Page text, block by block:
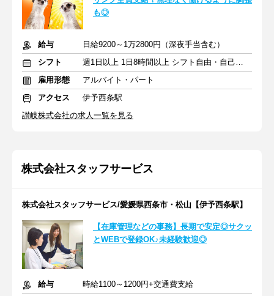
も◎
給与
日給9200～1万2800円（深夜手当含む）
シフト
週1日以上 1日8時間以上 シフト自由・自己申告
雇用形態
アルバイト・パート
アクセス
伊予西条駅
讃岐株式会社の求人一覧を見る
株式会社スタッフサービス
株式会社スタッフサービス/愛媛県西条市・松山【伊予西条駅】
【在庫管理などの事務】長期で安定◎サクッ
とWEBで登録OK♪未経験歓迎◎
給与
時給1100～1200円+交通費支給